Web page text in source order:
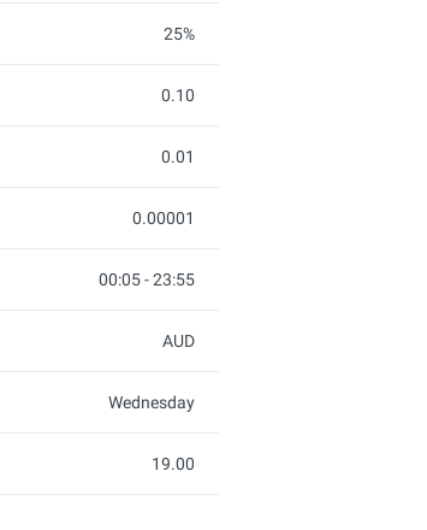
25%
0.10
0.01
0.00001
00:05 - 23:55
AUD
Wednesday
19.00